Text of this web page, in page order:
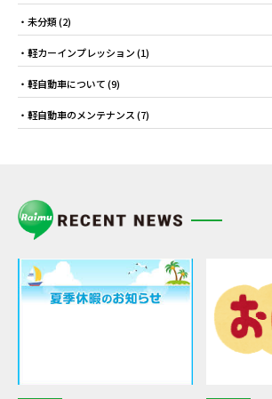
未分類(2)
軽カーインプレッション(1)
軽自動車について(9)
軽自動車のメンテナンス(7)